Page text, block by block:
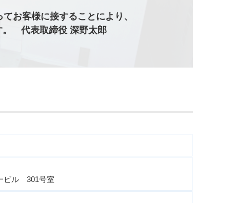
お客様に接することにより、
。 代表取締役 深野太郎
ビル 301号室